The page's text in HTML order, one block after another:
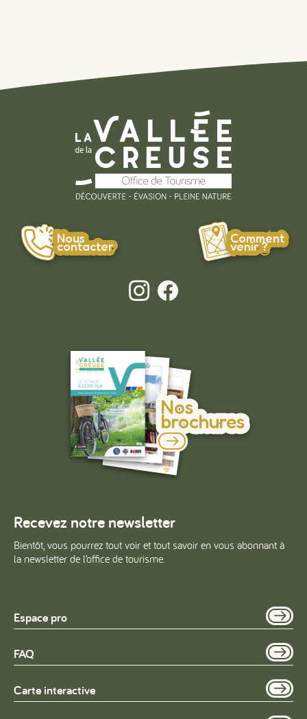
Nous
contacter
Comment
venir ?
Nos
brochures
Recevez notre newsletter
Bientôt, vous pourrez tout voir et tout savoir en vous abonnant à
la newsletter de l’office de tourisme.
Espace pro
FAQ
Carte interactive